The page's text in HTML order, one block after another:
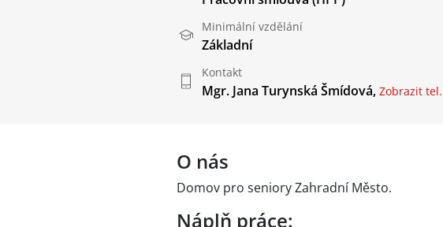
Minimální vzdělání
Základní
Kontakt
Mgr. Jana Turynská Šmídová, Zobrazit
O nás
Domov pro seniory Zahradní Město.
Náplň práce: